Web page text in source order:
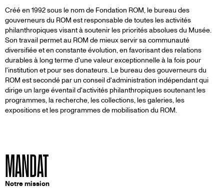
À
PROPOS
Créé en 1992 sous le nom de Fondation ROM, le bureau des
gouverneurs du ROM est responsable de toutes les activités
philanthropiques visant à soutenir les priorités absolues du Musée.
Son travail permet au ROM de mieux servir sa communauté
diversifiée et en constante évolution, en favorisant des relations
durables à long terme d'une valeur exceptionnelle à la fois pour
l'institution et pour ses donateurs. Le bureau des gouverneurs du
ROM est secondé par un conseil d'administration indépendant qui
dirige un large éventail d'activités philanthropiques soutenant les
programmes, la recherche, les collections, les galeries, les
expositions et les programmes de mobilisation du ROM.
MANDAT
Notre mission